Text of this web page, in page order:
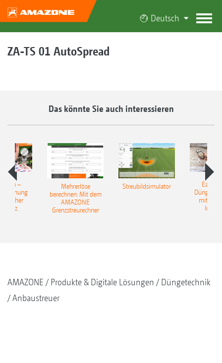
Deutsch
ZA-TS 01 AutoSpread
Das könnte Sie auch interessieren
–
Mehrerlöse
berechnen: Mit dem
AMAZONE
Grenzstreurechner
Streubildsimulator
mit
AMAZONE Produkte & Digitale Lösungen
Düngetechnik
Anbaustreuer